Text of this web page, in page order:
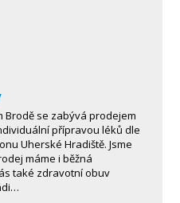
Brodě se zabývá prodejem
přípravou léků dle
Uherské Hradiště. Jsme
máme i běžná
také zdravotní obuv